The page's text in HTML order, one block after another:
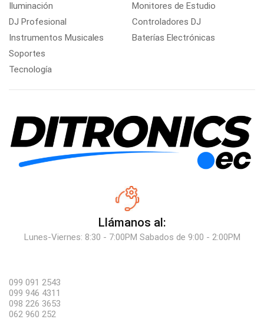
Iluminación
DJ Profesional
Instrumentos Musicales
Soportes
Tecnología
Monitores de Estudio
Controladores DJ
Baterías Electrónicas
Llámanos al:
Lunes-Viernes: 8:30 - 7:00PM Sabados de 9:00 - 2:00PM
099 091 2543
099 946 4311
098 226 3653
062 960 252